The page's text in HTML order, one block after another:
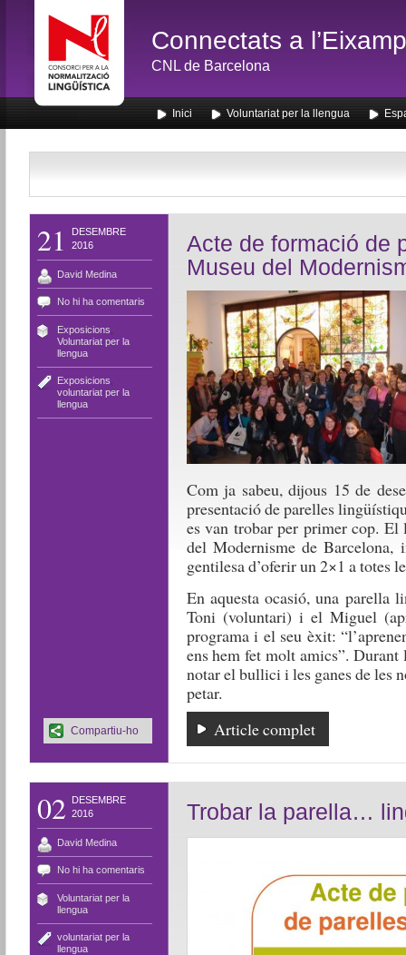
Connectats a
CNL de Barcelona
Inici Voluntariat per la llengua
21
DESEMBRE
2016
David Medina
No hi ha comentaris
Exposicions
Voluntariat per la
llengua
Exposicions
voluntariat per la
llengua
Acte de formació de
Museu del
Com ja sabeu, dijous 15 de
presentació de parelles
es van trobar per primer cop.
del Modernisme de Barcelona,
gentilesa d’oferir un 2×1 a totes
En aquesta ocasió, una parella
Toni (voluntari) i el Miguel
programa i el seu èxit:
ens hem fet molt amics”. Durant
notar el bullici i les ganes de les
petar.
Article complet
Compartiu-ho
02
DESEMBRE
2016
David Medina
No hi ha comentaris
Voluntariat per la
llengua
voluntariat per la
llengua
Trobar la parella…